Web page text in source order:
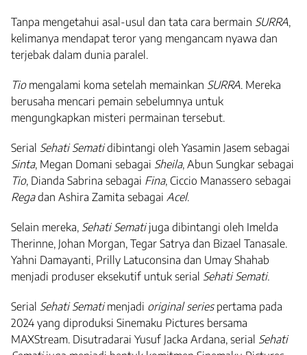
Tanpa mengetahui asal-usul dan tata cara bermain SURRA,
kelimanya mendapat teror yang mengancam nyawa dan
terjebak dalam dunia paralel.
Tiomengalami koma setelah memainkan SURRA. Mereka
berusaha mencari pemain sebelumnya untuk
mengungkapkan misteri permainan tersebut.
Serial Sehati Sematidibintangi oleh Yasamin Jasem sebagai
Sinta, Megan Domani sebagai Sheila, Abun Sungkar sebagai
Tio, Dianda Sabrina sebagai Fina, Ciccio Manassero sebagai
Regadan Ashira Zamita sebagai Acel.
Selain mereka, Sehati Sematijuga dibintangi oleh Imelda
Therinne, Johan Morgan, Tegar Satrya dan Bizael Tanasale.
Yahni Damayanti, Prilly Latuconsina dan Umay Shahab
menjadi produser eksekutif untuk serial Sehati Semati.
Serial Sehati Sematimenjadi original seriespertama pada
2024 yang diproduksi Sinemaku Pictures bersama
MAXStream. Disutradarai Yusuf Jacka Ardana, serial Sehati